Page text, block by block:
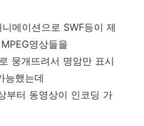
메이션으로 SWF등이 제
영상들을
뭉개뜨려서 명암만 표시
능했는데
부터 동영상이 인코딩 가